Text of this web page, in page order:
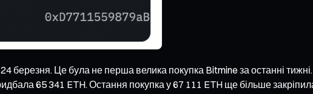
березня. Це була не перша велика покупка Bitmine за останні
65 341 ETH. Остання покупка у 67 111 ETH ще більше